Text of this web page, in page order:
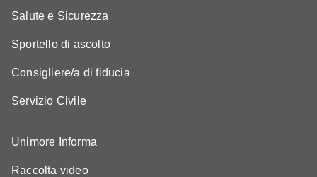
Salute e Sicurezza
Sportello di ascolto
Consigliere/a di fiducia
Servizio Civile
Unimore Informa
Raccolta video